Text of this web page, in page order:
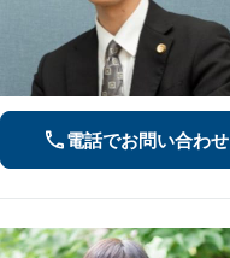
電話でお問い合わせ